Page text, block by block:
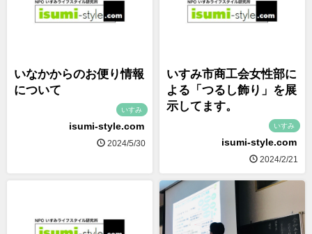
いなかからのお便り情報
について
いすみ
isumi-style.com
2024/5/30
いすみ市商工会女性部に
よる「つるし飾り」を展
示してます。
いすみ
isumi-style.com
2024/2/21